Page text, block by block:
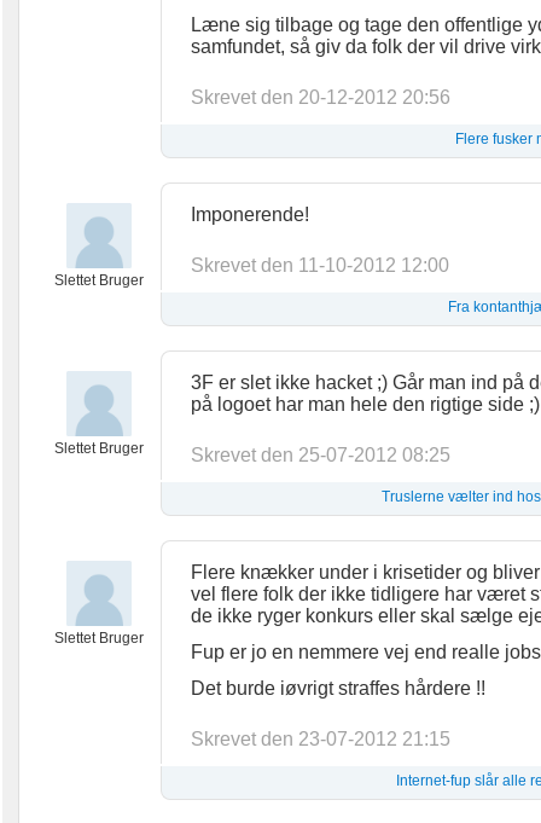
Læne sig tilbage og tage den offentlige
samfundet, så giv da folk der vil drive
Skrevet den 20-12-2012 20:56
Flere fusker
Slettet Bruger
Imponerende!
Skrevet den 11-10-2012 12:00
Fra
Slettet Bruger
3F er slet ikke hacket ;) Går man ind på
på logoet har man hele den rigtige side ;)
Skrevet den 25-07-2012 08:25
Truslerne vælter ind
Slettet Bruger
Flere knækker under i krisetider og
vel flere folk der ikke tidligere har været
de ikke ryger konkurs eller skal sælge
Fup er jo en nemmere vej end realle jobs
Det burde iøvrigt straffes hårdere !!
Skrevet den 23-07-2012 21:15
Internet-fup slår alle